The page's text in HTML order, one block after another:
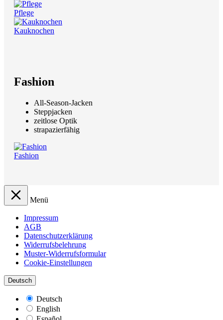
Pflege
Kauknochen
Fashion
All-Season-Jacken
Steppjacken
zeitlose Optik
strapazierfähig
Fashion
Menü
Impressum
AGB
Datenschutzerklärung
Widerrufsbelehrung
Muster-Widerrufsformular
Cookie-Einstellungen
Deutsch
Deutsch
English